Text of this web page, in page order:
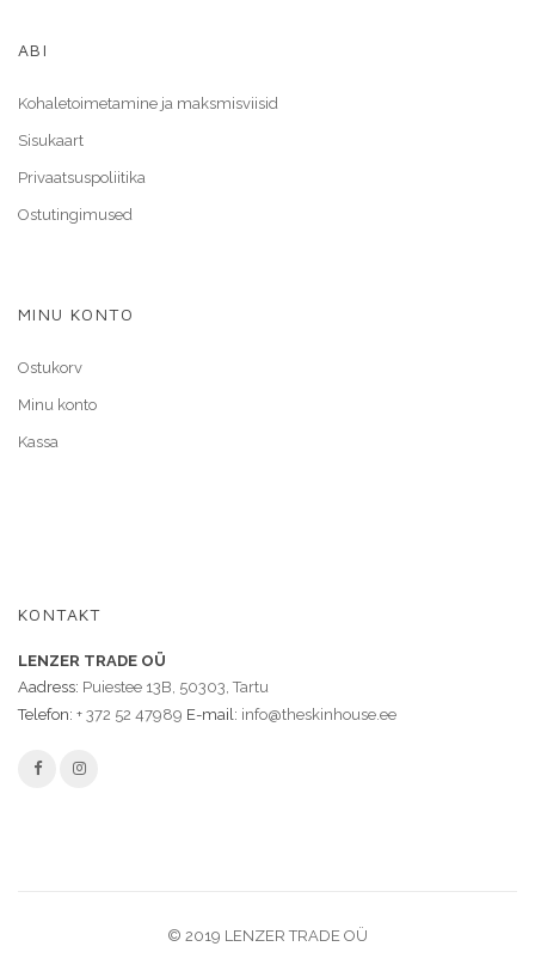
ABI
Kohaletoimetamine ja maksmisviisid
Sisukaart
Privaatsuspoliitika
Ostutingimused
MINU KONTO
Ostukorv
Minu konto
Kassa
KONTAKT
LENZER TRADE OÜ
Aadress: Puiestee 13B, 50303, Tartu
Telefon: + 372 52 47989 E-mail: info@theskinhouse.ee
© 2019 LENZER TRADE OÜ